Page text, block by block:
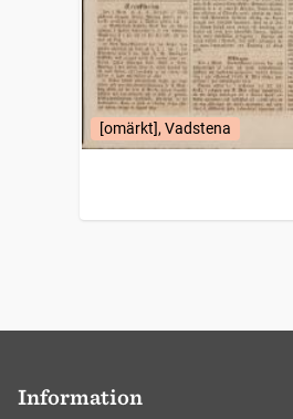
[omärkt], Vadstena
Information